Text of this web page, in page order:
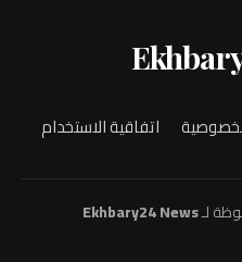
اتفاقية الاستخدام
Ekhbary24 News